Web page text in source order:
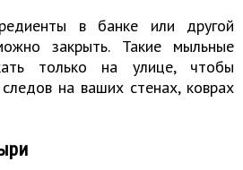
в банке или другой
закрыть. Такие мыльные
только на улице, чтобы
на ваших стенах, коврах